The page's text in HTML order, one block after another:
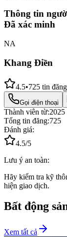
Thông tin
Đã xác minh
NA
Khang Điền
4.5•725 tin đăng
Gọi điện thoại
Thành viên từ:2025
Tổng tin đăng:725
Đánh giá:
4.5/5
Lưu ý an toàn:
Hãy kiểm tra kỹ
hiện giao dịch.
Bất động
Xem tất cả